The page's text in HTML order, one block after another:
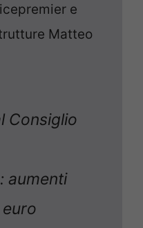
e
Matteo
Consiglio
: aumenti